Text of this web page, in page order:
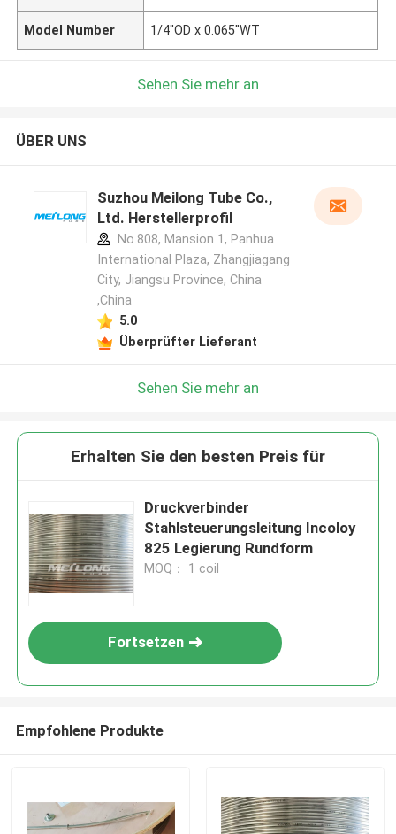
Model Number 1/4''OD x 0.065''WT
Sehen Sie mehr an
ÜBER UNS
Suzhou Meilong Tube Co.,
Ltd. Herstellerprofil
No.808, Mansion 1, Panhua
International Plaza, Zhangjiagang
City, Jiangsu Province, China
,China
5.0
Überprüfter Lieferant
Sehen Sie mehr an
Erhalten Sie den besten Preis für
Druckverbinder
Stahlsteuerungsleitung Incoloy
825 Legierung Rundform
MOQ： 1 coil
Fortsetzen
Empfohlene Produkte